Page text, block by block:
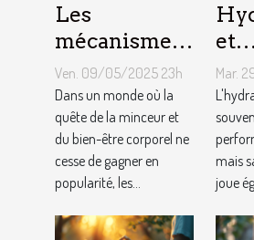
Les
mécanismes
d'action des
gélules
minceur sur
l'organisme
Ven. 09/05/2025 23h
Dans un monde où la
quête de la minceur et
du bien-être corporel ne
cesse de gagner en
popularité, les...
et
Mar.
mais
joue